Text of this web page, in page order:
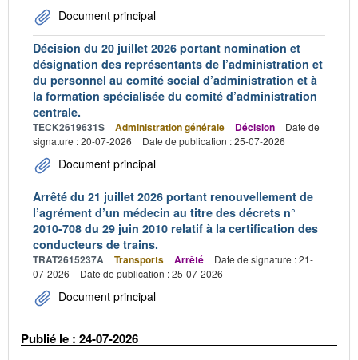
Document principal
Décision du 20 juillet 2026 portant nomination et
désignation des représentants de l’administration et
du personnel au comité social d’administration et à
la formation spécialisée du comité d’administration
centrale.
TECK2619631S Administration générale Décision
Date de
signature : 20-07-2026
Date de publication : 25-07-2026
Document principal
Arrêté du 21 juillet 2026 portant renouvellement de
l’agrément d’un médecin au titre des décrets n°
2010-708 du 29 juin 2010 relatif à la certification des
conducteurs de trains.
TRAT2615237A Transports Arrêté
Date de signature : 21-
07-2026
Date de publication : 25-07-2026
Document principal
Publié le : 24-07-2026